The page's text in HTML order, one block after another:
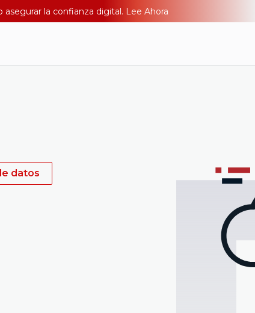
la confianza digital. Lee Ahora
datos